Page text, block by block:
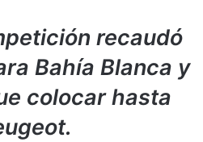
recaudó
Bahía Blanca y
colocar hasta